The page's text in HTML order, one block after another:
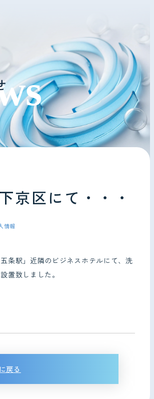
ドリーレンタル
へ
ンテナンス
京区にて・・・
情報
条駅」近隣のビジネスホテルにて、洗
置致しました。
戻る